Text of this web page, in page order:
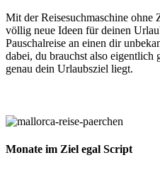
Mit der Reisesuchmaschine
völlig neue Ideen für deinen
Pauschalreise an einen dir
dabei, du brauchst also
genau dein Urlaubsziel liegt.
Monate im Ziel egal Script